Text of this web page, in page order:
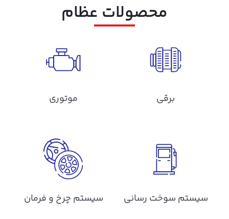
محصولات عظام
برقی موتوری
سیستم سوخت رسانی سیستم چرخ و فرمان